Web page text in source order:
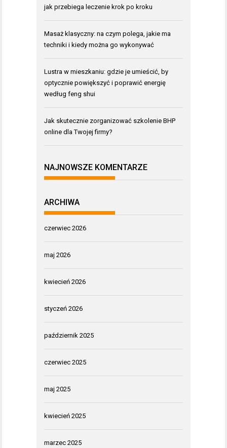
jak przebiega leczenie krok po kroku
Masaż klasyczny: na czym polega, jakie ma
techniki i kiedy można go wykonywać
Lustra w mieszkaniu: gdzie je umieścić, by
optycznie powiększyć i poprawić energię
według feng shui
Jak skutecznie zorganizować szkolenie BHP
online dla Twojej firmy?
NAJNOWSZE KOMENTARZE
ARCHIWA
czerwiec 2026
maj 2026
kwiecień 2026
styczeń 2026
październik 2025
czerwiec 2025
maj 2025
kwiecień 2025
marzec 2025